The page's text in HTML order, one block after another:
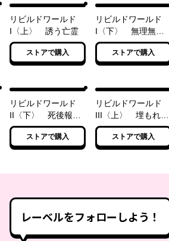
リビルドワールド
I〈上〉 誘う亡霊
ストアで購入
リビルドワールド
I〈下〉 無理無茶
無謀
ストアで購入
リビルドワールド
II〈下〉 死後報復
依頼プログラム
ストアで購入
リビルドワールド
III〈上〉 埋もれた
遺跡
ストアで購入
レーベルをフォローしよう！